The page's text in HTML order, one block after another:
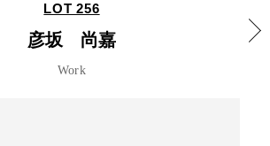
LOT 256
彦坂 尚嘉
Work